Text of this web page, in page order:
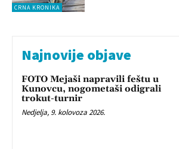
CRNA KRONIKA
Najnovije objave
FOTO Mejaši napravili feštu u
Kunovcu, nogometaši odigrali
trokut-turnir
Nedjelja, 9. kolovoza 2026.